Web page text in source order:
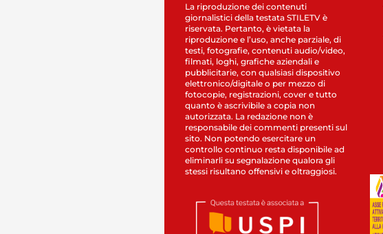
La riproduzione dei contenuti
giornalistici della testata STILETV è
riservata. Pertanto, è vietata la
riproduzione e l’uso, anche parziale, di
testi, fotografie, contenuti audio/video,
filmati, loghi, grafiche aziendali e
pubblicitarie, con qualsiasi dispositivo
elettronico/digitale o per mezzo di
fotocopie, registrazioni, cover e tutto
quanto è ascrivibile a copia non
autorizzata. La redazione non è
responsabile dei commenti presenti sul
sito. Non potendo esercitare un
controllo continuo resta disponibile ad
eliminarli su segnalazione qualora gli
stessi risultano offensivi e oltraggiosi.